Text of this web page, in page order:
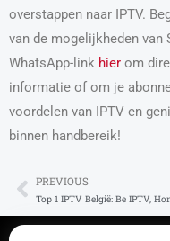
overstappen naar IPTV.
van de mogelijkheden van
WhatsApp-link hier om
informatie of om je
voordelen van IPTV en
binnen handbereik!
Prev
PREVIOUS